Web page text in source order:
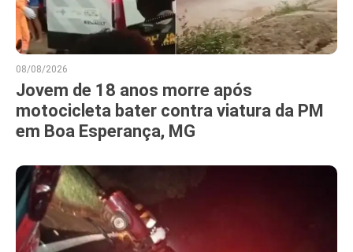
08/08/2026
Jovem de 18 anos morre após
motocicleta bater contra viatura da PM
em Boa Esperança, MG